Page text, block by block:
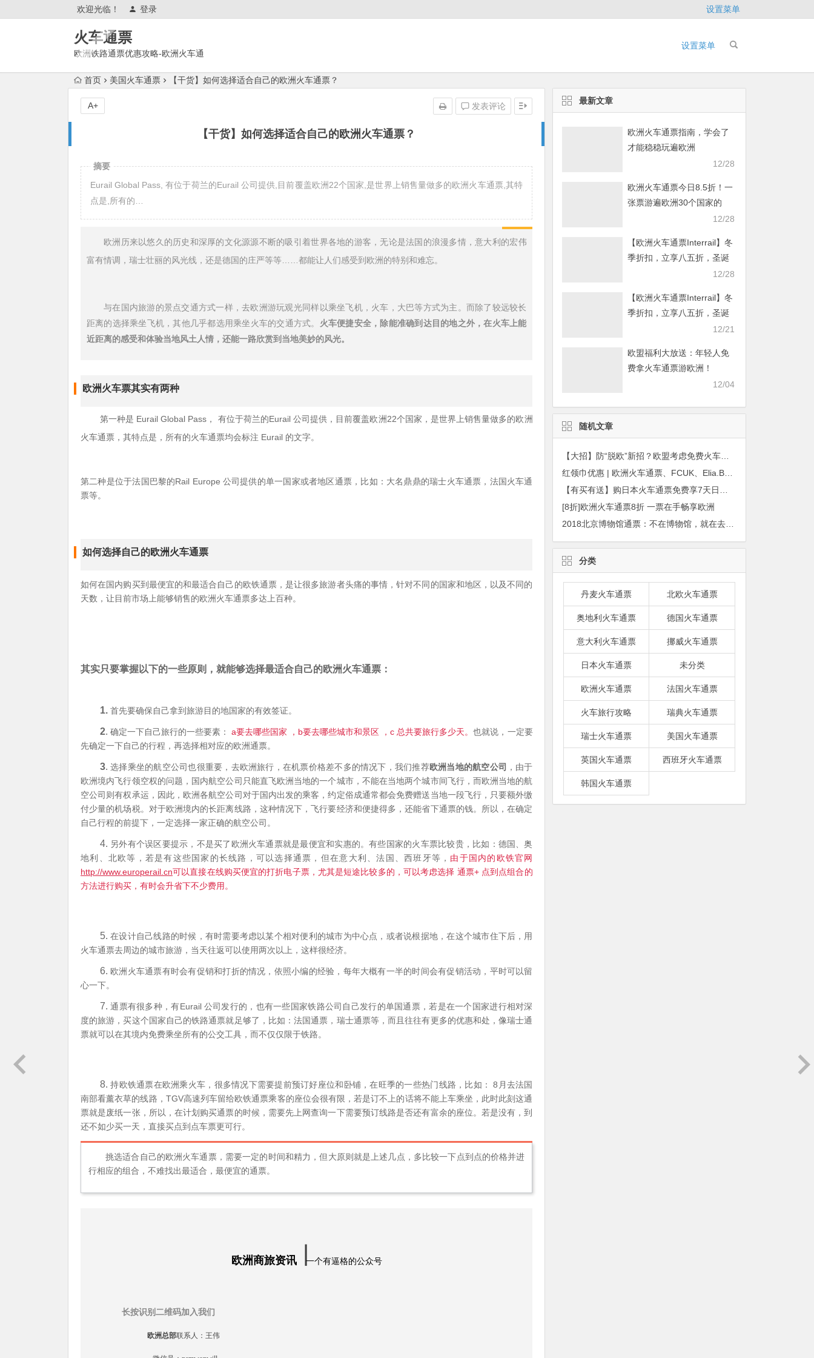
欢迎光临！ 登录 设置菜单
火车通票
欧洲铁路通票优惠攻略-欧洲火车通
设置菜单
首页 美国火车通票 【干货】如何选择适合自己的欧洲火车通票？
【干货】如何选择适合自己的欧洲火车通票？
发表评论
A+
摘要
Eurail Global Pass, 有位于荷兰的Eurail 公司提供,目前覆盖欧洲22个国家,是世界上销售量做多的欧洲火车通票,其特
点是,所有的…
欧洲 历来以悠久的历史和深厚的文化源源不断的吸引着世界各地的游客，无论是法国 的浪漫多情，意大利 的宏伟
富有情调， 瑞士壮丽的风光线，还是德国的庄严等等……都能让人们感受到 欧洲 的特别和难忘。
与在国内旅游的景点交通方式一样，去欧洲游玩观光同样以乘坐飞机，火车，大巴等方式为主。而除了较远较长
距离的选择乘坐飞机，其他几乎都选用乘坐火车的交通方式。 火车便捷安全，除能准确到达目的地之外，在火车上能
近距离的感受和体验当地风土人情，还能一路欣赏到当地美妙的风光。
欧洲火车票其实有两种
第一种是 Eurail Global Pass ， 有位于荷兰的Eurail 公司提供，目前覆盖欧洲 22个国家，是世界上销售量做多的欧洲
火车通票，其特点是，所有的火车通票均会标注 Eurail 的文字。
第二种是位于法国巴黎的Rail Europe 公司提供的单一国家或者地区通票，比如：大名鼎鼎的瑞士火车通票，法国火车通
票等。
如何选择自己的欧洲火车通票
如何在国内购买到最便宜的和最适合自己的欧铁通票，是让很多旅游者头痛的事情，针对不同的国家和地区，以及不同的
天数，让目前市场上能够销售的欧洲火车通票多达上百种。
其实只要掌握以下的一些原则，就能够选择最适合自己的欧洲火车通票：
1. 首先要确保自己拿到旅游目的地国家的有效签证。
2.确定一下自己旅行的一些要素： a要去哪些国家 ， b要去哪些城市和景区 ，c 总共要旅行多少天。也就说，一定要
先确定一下自己的行程，再选择相对应的欧洲通票。
3.选择乘坐的航空公司也很重要，去欧洲旅行，在机票价格差不多的情况下，我们推荐欧洲当地的航空公司
，由于
欧洲境内飞行领空权的问题，国内航空公司只能直飞欧洲当地的一个城市，不能在当地两个城市间飞行，而欧洲当地的航
空公司则有权承运，因此，欧洲各航空公司对于国内出发的乘客，约定俗成通常都会免费赠送当地一段飞行，只要额外缴
付少量的机场税。对于欧洲境内的长距离线路，这种情况下，飞行要经济和便捷得多，还能省下通票的钱。所以，在确定
自己行程的前提下，一定选择一家正确的航空公司。
4. 另外有个误区要提示，不是买了欧洲火车通票就是最便宜和实惠的。有些国家的火车票比较贵，比如：德国、奥
地利、北欧等，若是有这些国家的长线路，可以选择通票，但在意大利、法国、西班牙等， 由于国内的欧铁官网
http://www.europerail.cn可以直接在线购买便宜的打折电子票，尤其是短途比较多的，可以考虑选择 通票+ 点到点组合的
方法进行购买，有时会升省下不少费用。
5.在设计自己线路的时候，有时需要考虑以某个相对便利的城市为中心点，或者说根据地，在这个城市住下后，用
火车通票去周边的城市旅游，当天往返可以使用两次以上，这样很经济。
6. 欧洲火车通票有时会有促销和打折的情况，依照小编 的经验，每年大概有一半的时间会有促销活动，平时可以留
心一下。
7.通票有很多种，有Eurail 公司发行的，也有一些国家铁路公司自己发行的单国通票，若是在一个国家进行相对深
度的旅游，买这个国家自己的铁路通票就足够了，比如：法国通票，瑞士通票等，而且往往有更多的优惠和处，像瑞士通
票就可以在其境内免费乘坐所有的公交工具，而不仅仅限于铁路。
8.持欧铁通票在欧洲乘火车，很多情况下需要提前预订好座位和卧铺，在旺季的一些热门线路，比如： 8 月去法国
南部看薰衣草的线路， TGV高速列车留给欧铁通票乘客的座位会很有限，若是订不上的话将不能上车乘坐，此时此刻这通
票就是废纸一张，所以，在计划购买通票的时候，需要先上网查询一下需要预订线路是否还有富余的座位。若是没有，到
还不如少买一天，直接买点到点车票更可行。
挑选适合自己的欧洲火车通票，需要一定的时间和精力，但大原则就是上述几点，多比较一下点到点的价格并进
行相应的组合，不难找出最适合，最便宜的通票。
欧洲商旅资讯 一个有逼格的公众号
长按识别二维码加入我们
欧洲总部联系人：王伟
最新文章
欧洲火车通票指南，学会了
才能稳稳玩遍欧洲
12/28
欧洲火车通票今日8.5折！一
张票游遍欧洲30个国家的
12/28
【欧洲火车通票Interrail】冬
季折扣，立享八五折，圣诞
12/28
【欧洲火车通票Interrail】冬
季折扣，立享八五折，圣诞
12/21
欧盟福利大放送：年轻人免
费拿火车通票游欧洲！
12/04
随机文章
【大招】防“脱欧”新招？欧盟考虑免费火车通票
红领巾优惠 | 欧洲火车通票、FCUK、Elia.B、阿迪达斯、锐步、Mankind都在打折！
[8折]欧洲火车通票8折 一票在手畅享欧洲
2018北京博物馆通票：不在博物馆，就在去博物馆的路上
分类
丹麦火车通票 北欧火车通票
奥地利火车通票 德国火车通票
意大利火车通票 挪威火车通票
日本火车通票 未分类
欧洲火车通票 法国火车通票
火车旅行攻略 瑞典火车通票
瑞士火车通票 美国火车通票
英国火车通票 西班牙火车通票
韩国火车通票